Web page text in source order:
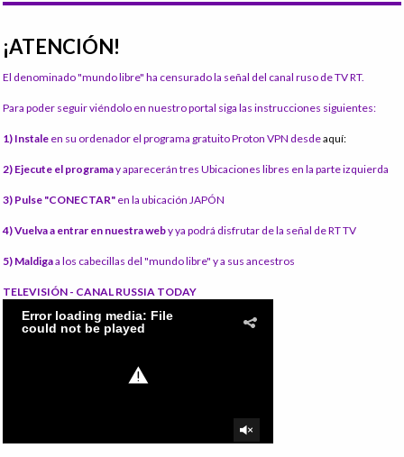
¡ATENCIÓN!
El denominado "mundo libre" ha censurado la señal del canal ruso de TV RT.
Para poder seguir viéndolo en nuestro portal siga las instrucciones siguientes:
1) Instale en su ordenador el programa gratuito Proton VPN desdeaquí:
2) Ejecute el programay aparecerán tres Ubicaciones libres en la parte izquierda
3) Pulse "CONECTAR" en la ubicación JAPÓN
4) Vuelva a entrar en nuestra weby ya podrá disfrutar de la señal de RT TV
5) Maldigaa los cabecillas del "mundo libre" y a sus ancestros
TELEVISIÓN - CANAL RUSSIA TODAY